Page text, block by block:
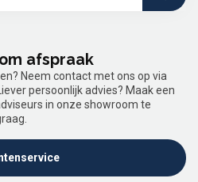
afspraak
Neem contact met ons op via
persoonlijk advies? Maak een
in onze showroom te